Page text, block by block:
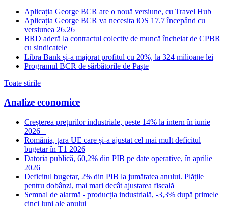
Aplicația George BCR are o nouă versiune, cu Travel Hub
Aplicația George BCR va necesita iOS 17.7 începând cu
versiunea 26.26
BRD aderă la contractul colectiv de muncă încheiat de CPBR
cu sindicatele
Libra Bank și-a majorat profitul cu 20%, la 324 milioane lei
Programul BCR de sărbătorile de Paște
Toate stirile
Analize economice
Creșterea prețurilor industriale, peste 14% la intern în iunie
2026
România, țara UE care și-a ajustat cel mai mult deficitul
bugetar în T1 2026
Datoria publică, 60,2% din PIB pe date operative, în aprilie
2026
Deficitul bugetar, 2% din PIB la jumătatea anului. Plățile
pentru dobânzi, mai mari decât ajustarea fiscală
Semnal de alarmă - producția industrială, -3,3% după primele
cinci luni ale anului